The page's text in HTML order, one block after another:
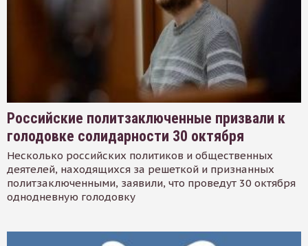
Российские политзаключенные призвали к
голодовке солидарности 30 октября
Несколько российских политиков и общественных
деятелей, находящихся за решеткой и признанных
политзаключенными, заявили, что проведут 30 октября
однодневную голодовку